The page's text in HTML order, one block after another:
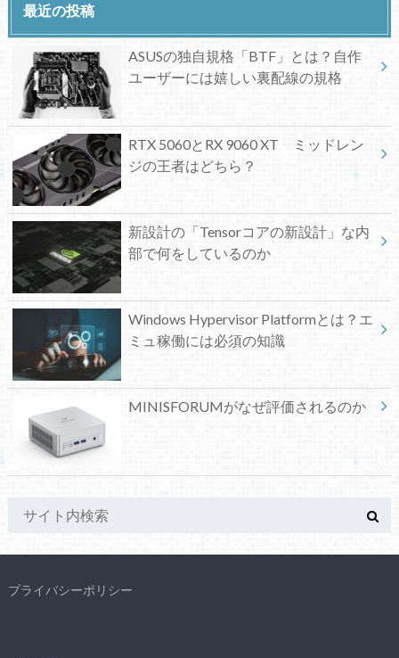
最近の投稿
ASUSの独自規格「BTF」とは？自作
ユーザーには嬉しい裏配線の規格
RTX 5060とRX 9060 XT ミッドレン
ジの王者はどちら？
新設計の「Tensorコアの新設計」な内
部で何をしているのか
Windows Hypervisor Platformとは？エ
ミュ稼働には必須の知識
MINISFORUMがなぜ評価されるのか
プライバシーポリシー